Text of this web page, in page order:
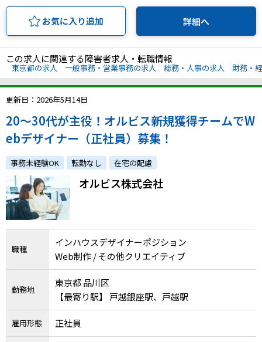
お気に入り追加 詳細へ
この求人に関連する障害者求人・転職情報
東京都の求人 一般事務・営業事務の求人 総務・人事の求人 財務・
更新日：2026年5月14日
20〜30代が主役！オルビス新規獲得チームでW
ebデザイナー（正社員）募集！
事務未経験OK 転勤なし 在宅の配慮
オルビス株式会社
職種
インハウスデザイナーポジション
Web制作 / その他クリエイティブ
勤務地
東京都 品川区
【最寄り駅】 戸越銀座駅、戸越駅
雇用形態 正社員